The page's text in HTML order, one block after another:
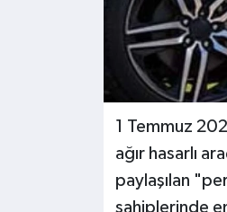
1 Temmuz
ağır hasarlı
paylaşılan
sahiplerinde